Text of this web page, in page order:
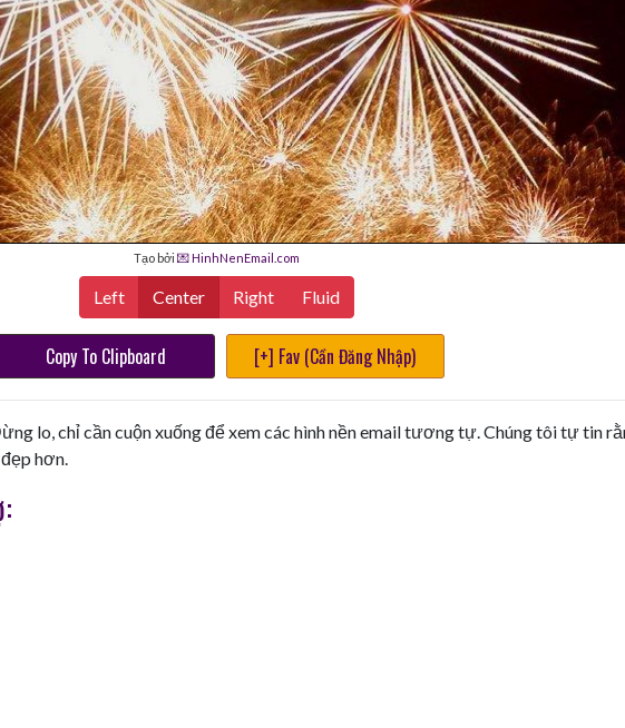
Tạo bởi 💌 HinhNenEmail.com
Left Center Right Fluid
Copy To Clipboard [+] Fav (Cần Đăng Nhập)
lo, chỉ cần cuộn xuống để xem các hình nền email tương tự. Chúng tôi tự tin
hơn.